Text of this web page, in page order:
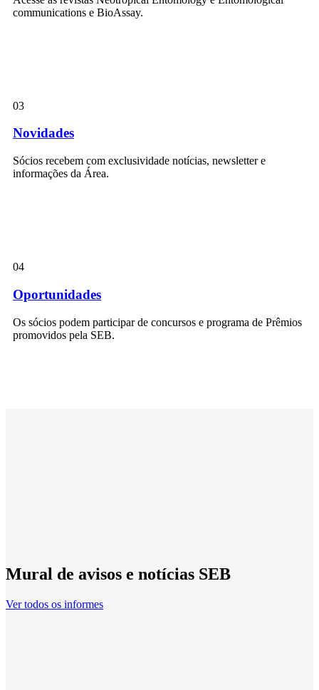
communications e BioAssay.
03
Novidades
Sócios recebem com exclusividade notícias, newsletter e
informações da Área.
04
Oportunidades
Os sócios podem participar de concursos e programa de Prêmios
promovidos pela SEB.
Mural de avisos e notícias SEB
Ver todos os informes